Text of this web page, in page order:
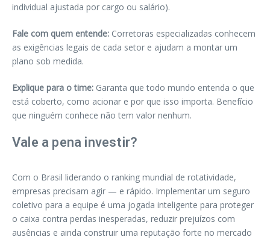
individual ajustada por cargo ou salário).
Fale com quem entende: Corretoras especializadas conhecem
as exigências legais de cada setor e ajudam a montar um
plano sob medida.
Explique para o time: Garanta que todo mundo entenda o que
está coberto, como acionar e por que isso importa. Benefício
que ninguém conhece não tem valor nenhum.
Vale a pena investir?
Com o Brasil liderando o ranking mundial de rotatividade,
empresas precisam agir — e rápido. Implementar um seguro
coletivo para a equipe é uma jogada inteligente para proteger
o caixa contra perdas inesperadas, reduzir prejuízos com
ausências e ainda construir uma reputação forte no mercado